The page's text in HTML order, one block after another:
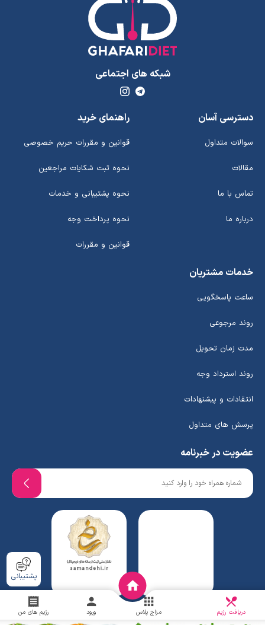
شبکه های اجتماعی
دسترسی آسان
سوالات متداول
مقالات
تماس با ما
درباره ما
راهنمای خرید
قوانین و مقررات حریم خصوصی
نحوه ثبت شکایات مراجعین
نحوه پشتیبانی و خدمات
نحوه پرداخت وجه
قوانین و مقررات
خدمات مشتریان
ساعت پاسخگویی
روند مرجوعی
مدت زمان تحویل
روند استرداد وجه
انتقادات و پیشنهادات
پرسش های متداول
عضویت در خبرنامه
- Copyright © 2026 - All rights reserved.
پشتیبانی
دریافت رژیم مزاج پلاس ورود رژیم های من